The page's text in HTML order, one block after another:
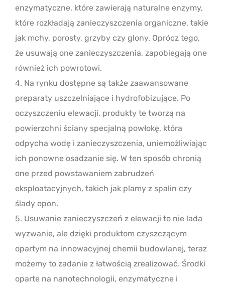
enzymatyczne, które zawierają naturalne enzymy,
które rozkładają zanieczyszczenia organiczne, takie
jak mchy, porosty, grzyby czy glony. Oprócz tego,
że usuwają one zanieczyszczenia, zapobiegają one
również ich powrotowi.
4. Na rynku dostępne są także zaawansowane
preparaty uszczelniające i hydrofobizujące. Po
oczyszczeniu elewacji, produkty te tworzą na
powierzchni ściany specjalną powłokę, która
odpycha wodę i zanieczyszczenia, uniemożliwiając
ich ponowne osadzanie się. W ten sposób chronią
one przed powstawaniem zabrudzeń
eksploatacyjnych, takich jak plamy z spalin czy
ślady opon.
5. Usuwanie zanieczyszczeń z elewacji to nie lada
wyzwanie, ale dzięki produktom czyszczącym
opartym na innowacyjnej chemii budowlanej, teraz
możemy to zadanie z łatwością zrealizować. Środki
oparte na nanotechnologii, enzymatyczne i